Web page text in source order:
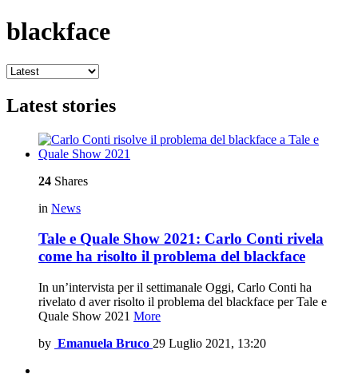
blackface
Latest stories
24 Shares
in News
Tale e Quale Show 2021: Carlo Conti rivela
come ha risolto il problema del blackface
In un’intervista per il settimanale Oggi, Carlo Conti ha
rivelato d aver risolto il problema del blackface per Tale e
Quale Show 2021 More
by Emanuela Bruco 29 Luglio 2021, 13:20